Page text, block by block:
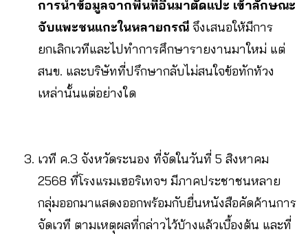
การนำข้อมูลจากพื้นที่อื่นมาตัดแปะ เข้าลักษณะ
จับแพะชนแกะในหลายกรณี จึงเสนอให้มีการ
ยกเลิกเวทีและไปทำการศึกษารายงานมาใหม่ แต่
สนข. และบริษัทที่ปรึกษากลับไม่สนใจข้อทักท้วง
เหล่านั้นแต่อย่างใด
เวที ค.3 จังหวัดระนอง ที่จัดในวันที่ 5 สิงหาคม
2568 ที่โรงแรมเฮอริเทจฯ มีภาคประชาชนหลาย
กลุ่มออกมาแสดงออกพร้อมกับยื่นหนังสือคัดค้านการ
จัดเวที ตามเหตุผลที่กล่าวไว้บ้างแล้วเบื้องต้น และที่